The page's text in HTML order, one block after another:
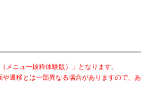
ニュー抜粋体験版）」となります。
遷移とは一部異なる場合がありますので、あ